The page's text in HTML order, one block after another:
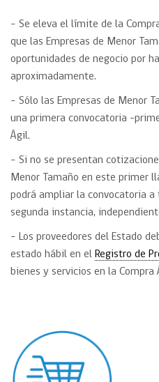
– Se eleva el límite de la
que las Empresas de Menor
oportunidades de negocio por
aproximadamente.
– Sólo las Empresas de Menor
una primera convocatoria -
Ágil.
– Si no se presentan
Menor Tamaño en este primer
podrá ampliar la convocatoria a
segunda instancia,
– Los proveedores del Estado
estado hábil en el Registro de
bienes y servicios en la Compra